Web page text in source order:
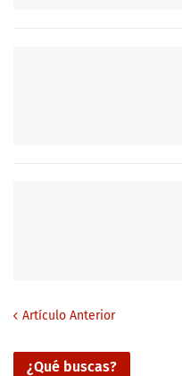
Artículo Anterior
¿Qué buscas?